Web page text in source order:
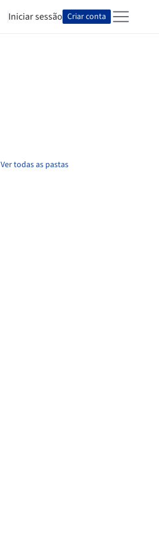
Iniciar sessão Criar conta
Ver todas as pastas